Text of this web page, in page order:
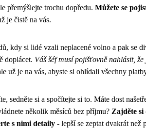
přemýšlejte trochu dopředu. Můžete se
je čistě na vás.
kdy si lidé vzali neplacené volno a pak se
doplácet. Váš šéf musí pojišťovně nahlásit, že
už je na vás, abyste si ohlídali všechny
sedněte si a spočítejte si to. Máte dost
několik měsíců bez příjmu? Zajděte si
s nimi detaily - lepší se zeptat dvakrát než